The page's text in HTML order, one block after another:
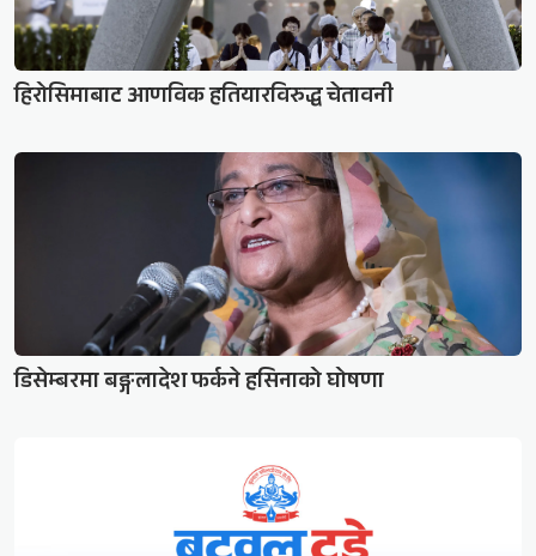
हिरोसिमाबाट आणविक हतियारविरुद्ध चेतावनी
डिसेम्बरमा बङ्गलादेश फर्कने हसिनाको घोषणा